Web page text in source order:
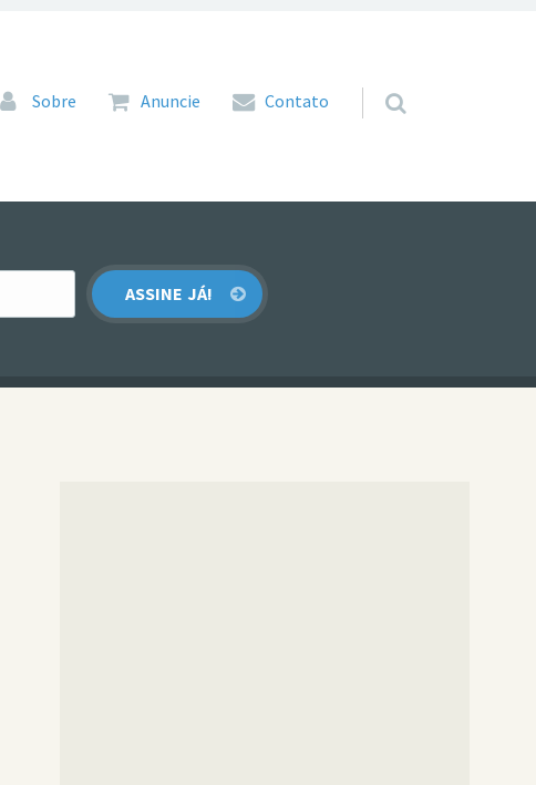
Pular para o conteúdo
Sobre Anuncie Contato